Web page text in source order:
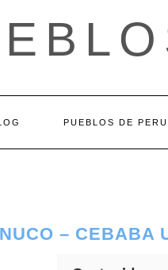
PUEBLOS DE PERU
– CEBABA